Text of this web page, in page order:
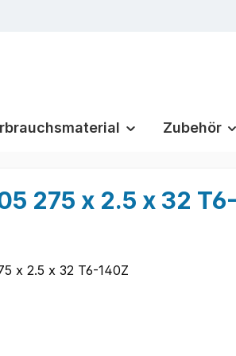
Zubehör
275 x 2.5 x 32